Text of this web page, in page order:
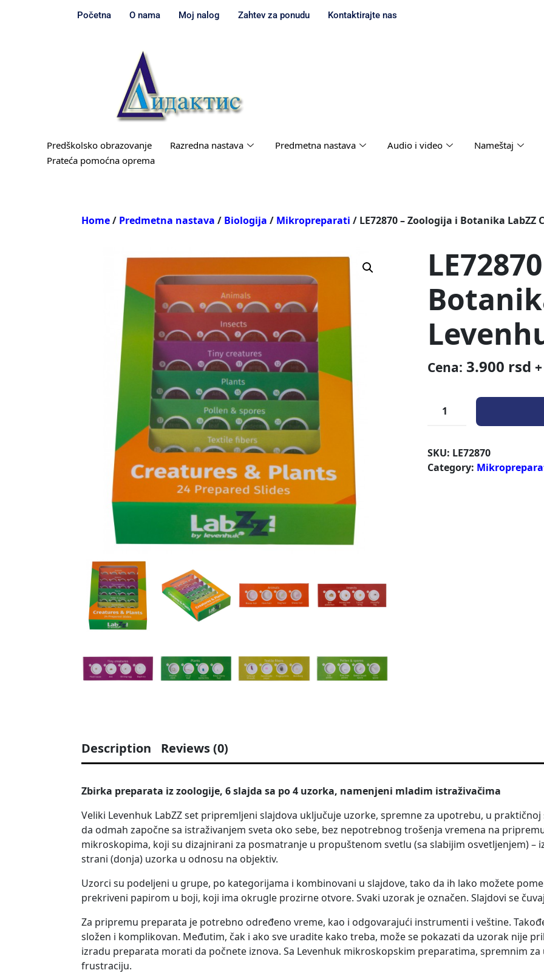
Početna O nama Moj nalog Zahtev za ponudu Kontaktirajte nas
Predškolsko obrazovanje Razredna nastava Predmetna nastava Audio i video Nameštaj
Prateća pomoćna oprema
Home/ Predmetna nastava / Biologija / Mikropreparati / LE72870 – Zoologija i Botanika LabZZ
Cena: 3.900 rsd
SKU: LE72870
Category:
Description Reviews (0)
Zbirka preparata iz zoologije, 6 slajda sa po 4 uzorka, namenjeni mladim istraživačima
Veliki Levenhuk LabZZ set pripremljeni slajdova uključuje uzorke, spremne za upotrebu, u
da odmah započne sa istraživanjem sveta oko sebe, bez nepotrebnog trošenja vremena na
mikroskopima, koji su dizajnirani za posmatranje u propuštenom svetlu (sa slabijim osvetljenjem) –
strani (donja) uzorka u odnosu na objektiv.
Uzorci su podeljeni u grupe, po kategorijama i kombinovani u slajdove, tako da ih lako možete
prekriveni papirom u boji, koji ima okrugle prozirne otvore. Svaki uzorak je označen. Slajdovi se
Za pripremu preparata je potrebno određeno vreme, kao i odgovarajući instrumenti i veštine.
složen i komplikovan. Međutim, čak i ako sve uradite kako treba, može se pokazati da uzorak nije
izradu preparata morati da počnete iznova. Sa Levenhuk mikroskopskim preparatima, spremnim
frustraciju.